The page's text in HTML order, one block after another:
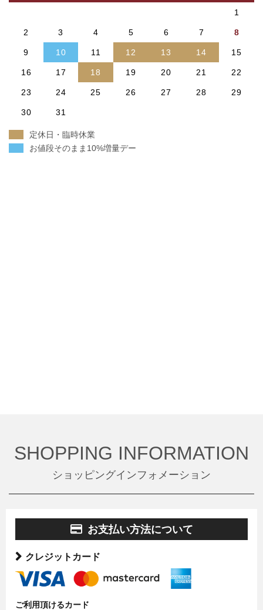
1
2 3 4 5 6 7 8
9 10 11 12 13 14 15
16 17 18 19 20 21 22
23 24 25 26 27 28 29
30 31
定休日・臨時休業
お値段そのまま10%増量デー
SHOPPING INFORMATION
ショッピングインフォメーション
お支払い方法について
クレジットカード
ご利用頂けるカード